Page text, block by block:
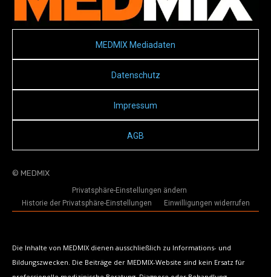
MEDMIX Mediadaten
Datenschutz
Impressum
AGB
© MEDMIX
Privatsphäre-Einstellungen ändern
Historie der Privatsphäre-Einstellungen
Einwilligungen widerrufen
Die Inhalte von MEDMIX dienen ausschließlich zu Informations- und
Bildungszwecken. Die Beiträge der MEDMIX-Website sind kein Ersatz für